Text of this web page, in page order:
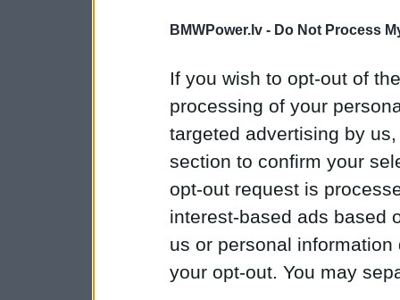
BMWPower.lv - Do Not Process
If you wish to opt-out of
processing of your
targeted advertising by
section to confirm your
opt-out request is
interest-based ads based
us or personal
your opt-out. You may